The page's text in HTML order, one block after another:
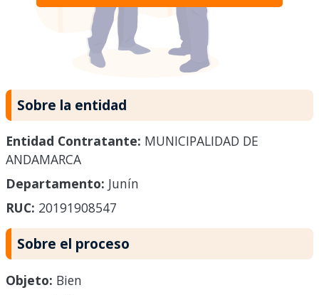
Sobre la entidad
Entidad Contratante: MUNICIPALIDAD DE
ANDAMARCA
Departamento: Junín
RUC: 20191908547
Sobre el proceso
Objeto: Bien